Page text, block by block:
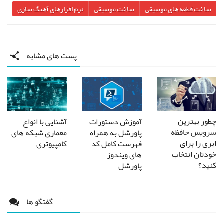
ساخت قطعه های موسیقی
ساخت موسیقی نرم افزارهای آهنگ سازی
پست های مشابه
چطور بهترین
سرویس حافظه
ابری را برای
خودتان انتخاب
کنید؟
آموزش دستورات
پاورشل به همراه
فهرست کامل کد
های ویندوز
پاورشل
آشنایی با انواع
معماری شبکه های
کامپیوتری
گفتگو ها